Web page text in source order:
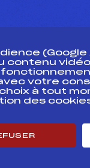
Pôle
contenu
votre
à tout
des